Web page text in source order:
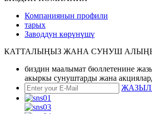
Компаниянын профили
тарых
Заводдун көрүнүшү
КАТТАЛЫҢЫЗ ЖАНА СУНУШ
биздин маалымат бюллетенине
акыркы сунуштарды жана